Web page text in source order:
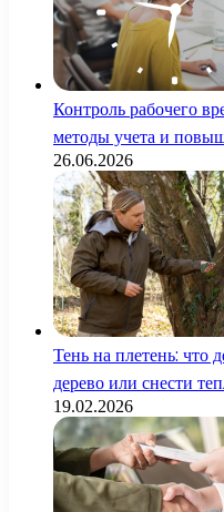
Контроль рабочего
методы учета и
26.06.2026
Тень на плетень: что
дерево или снести
19.02.2026